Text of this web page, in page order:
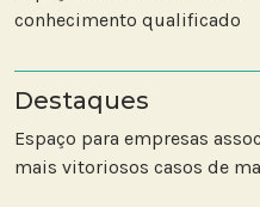
conhecimento qualificado
Destaques
Espaço para empresas
mais vitoriosos casos de